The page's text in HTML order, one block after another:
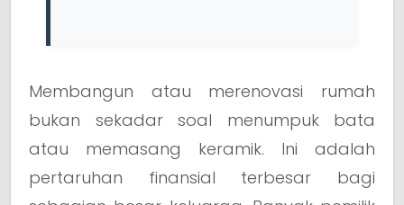
Membangun atau merenovasi rumah
bukan sekadar soal menumpuk bata
atau memasang keramik. Ini adalah
pertaruhan finansial terbesar bagi